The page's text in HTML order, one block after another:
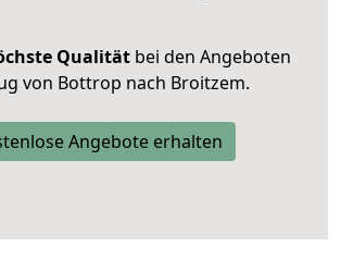
Qualität bei den Angeboten
von Bottrop nach Broitzem.
Angebote erhalten